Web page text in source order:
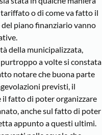
o di come va fatto il
piano finanziario vanno
della municipalizzata,
a volte si constata
notare che buona parte
previsti, il
il fatto di poter organizzare
anche sul fatto di poter
appunto a questi ultimi.